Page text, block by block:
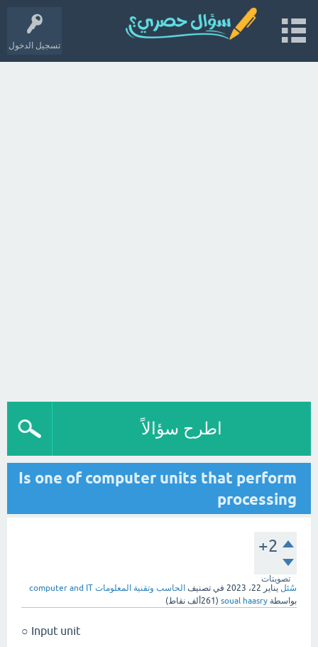
تسجيل الدخول
اطرح سؤالاً
Is one of computer units that perform
processing
+2
تصويتات
سُئل يناير 22، 2023 في تصنيف الحاسب وتقنية المعلومات computer and IT
بواسطة soual haasry
( 261ألف نقاط)
Input unit ○